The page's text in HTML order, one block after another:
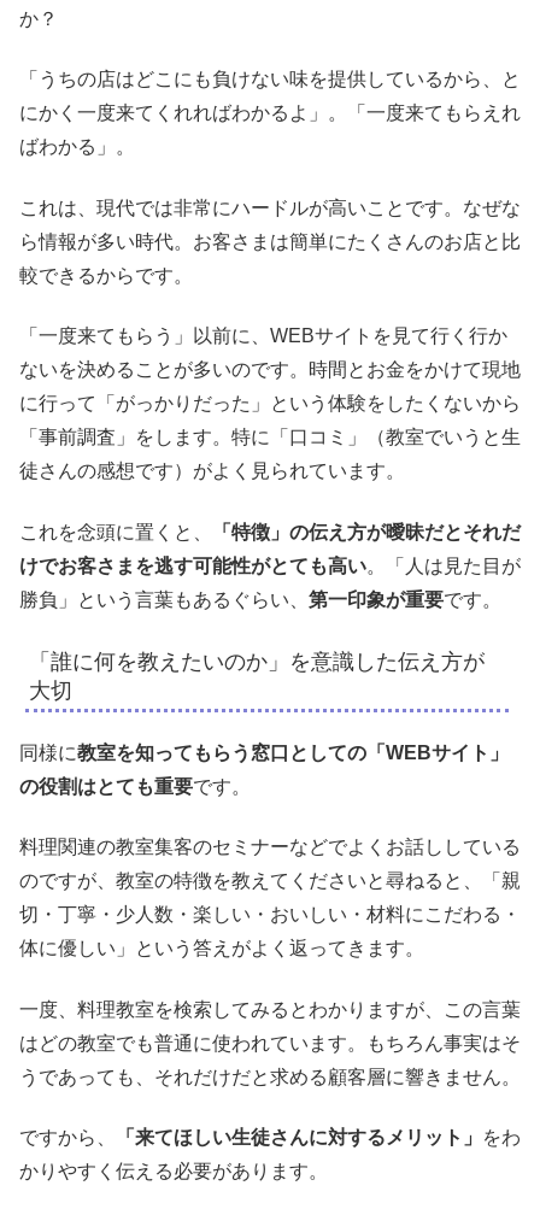
か？
「うちの店はどこにも負けない味を提供しているから、と
にかく一度来てくれればわかるよ」。「一度来てもらえれ
ばわかる」。
これは、現代では非常にハードルが高いことです。なぜな
ら情報が多い時代。お客さまは簡単にたくさんのお店と比
較できるからです。
「一度来てもらう」以前に、WEBサイトを見て行く行か
ないを決めることが多いのです。時間とお金をかけて現地
に行って「がっかりだった」という体験をしたくないから
「事前調査」をします。特に「口コミ」（教室でいうと生
徒さんの感想です）がよく見られています。
これを念頭に置くと、
「特徴」の伝え方が曖昧だとそれだ
けでお客さまを逃す可能性がとても高い。「人は見た目が
勝負」という言葉もあるぐらい、 第一印象が重要です。
「誰に何を教えたいのか」を意識した伝え方が
大切
同様に教室を知ってもらう窓口としての「WEBサイト」
の役割はとても重要です。
料理関連の教室集客のセミナーなどでよくお話ししている
のですが、教室の特徴を教えてくださいと尋ねると、「親
切・丁寧・少人数・楽しい・おいしい・材料にこだわる・
体に優しい」という答えがよく返ってきます。
一度、料理教室を検索してみるとわかりますが、この言葉
はどの教室でも普通に使われています。もちろん事実はそ
うであっても、それだけだと求める顧客層に響きません。
ですから、 「来てほしい生徒さんに対するメリット」
をわ
かりやすく伝える必要があります。